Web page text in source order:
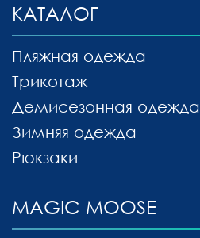
MAGIC MOOSE
КАТАЛОГ
Пляжная одежда
Трикотаж
Демисезонная одежда
Зимняя одежда
Рюкзаки